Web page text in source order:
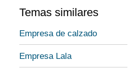
Temas similares
Empresa de calzado
Empresa Lala